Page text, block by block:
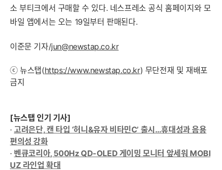
소 부티크에서 구매할 수 있다. 네스프레소 공식 홈페이지와 모
바일 앱에서는 오는 19일부터 판매된다.
이준문 기자/jun@newstap.co.kr
ⓒ 뉴스탭(https://www.newstap.co.kr) 무단전재 및 재배포
금지
[뉴스탭 인기 기사]
·고려은단, 캔 타입 ‘허니&유자 비타민C’ 출시…휴대성과 음용
편의성 강화
· 벤큐코리아, 500Hz QD-OLED 게이밍 모니터 앞세워 MOBI
UZ 라인업 확대